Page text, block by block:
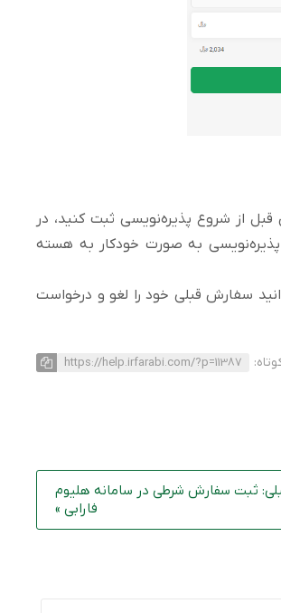
از شروع پذیره‌نویسی ثبت کنید، در
به صورت خودکار به هسته
سفارش قبلی خود را لغو و درخواست
https://help.irfarabi.com/?p=11387
ثبت سفارش شرطی در سامانه هلیوم
فارابی »